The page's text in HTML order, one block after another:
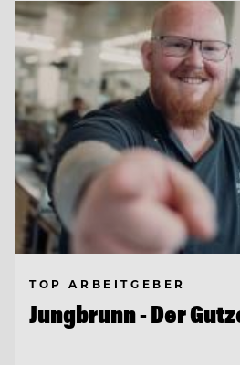
TOP ARBEITGEBER
Jungbrunn - Der